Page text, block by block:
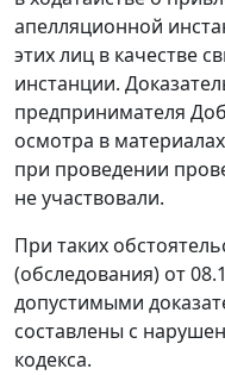
апелляционной
этих лиц в качестве
инстанции.
предпринимателя
осмотра в
при проведении
не участвовали.
При таких
(обследования) от
допустимыми
составлены с
кодекса.